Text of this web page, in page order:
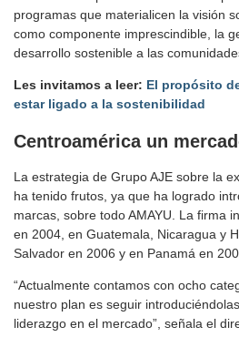
programas que materialicen la visión
como componente imprescindible, la
desarrollo sostenible a las
Les invitamos a leer: El propósito
estar ligado a la sostenibilidad
Centroamérica un
La estrategia de Grupo AJE sobre la
ha tenido frutos, ya que ha logrado
marcas, sobre todo AMAYU. La firma
en 2004, en Guatemala, Nicaragua y
Salvador en 2006 y en Panamá en
“Actualmente contamos con ocho
nuestro plan es seguir
liderazgo en el mercado”, señala el